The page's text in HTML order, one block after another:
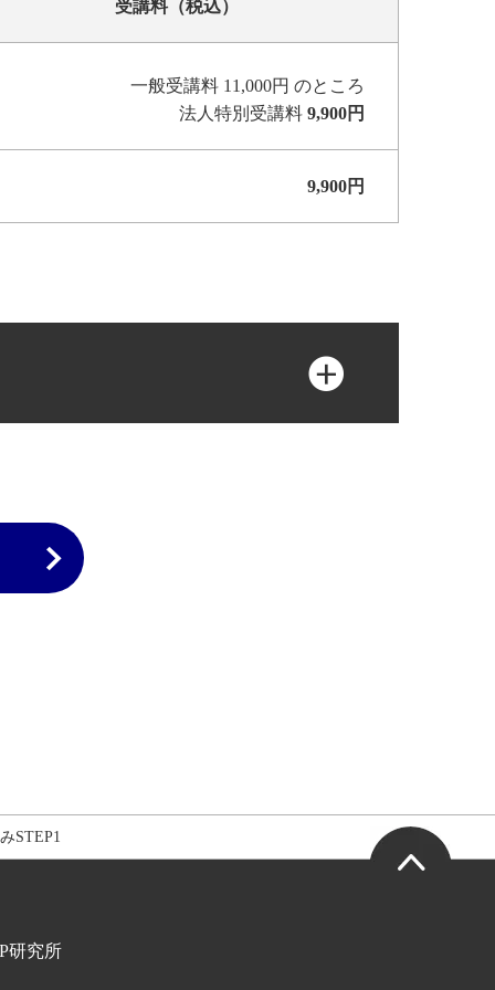
受講料（税込）
一般受講料 11,000円 のところ
法人特別受講料 9,900円
9,900円
STEP1
研究所